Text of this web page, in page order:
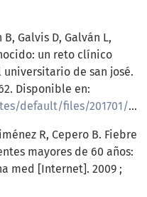
Galvis D, Galván L,
un reto clínico
de san josé.
Disponible en:
R, Cepero B. Fiebre
mayores de 60 años:
med [Internet]. 2009 ;